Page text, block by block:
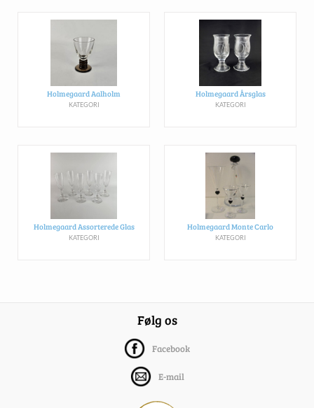
Holmegaard Aalholm
KATEGORI
Holmegaard Årsglas
KATEGORI
Holmegaard Assorterede Glas
KATEGORI
Holmegaard Monte Carlo
KATEGORI
Følg os
Facebook
E-mail